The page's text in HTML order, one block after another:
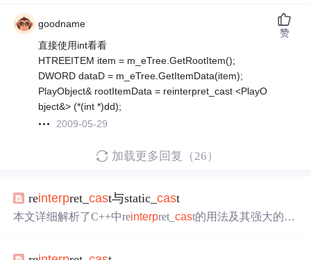
goodname
直接使用int看看
HTREEITEM item = m_eTree.GetRootItem();
DWORD dataD = m_eTree.GetItemData(item);
PlayObject& rootItemData = reinterpret_cast <PlayO
bject&> (*(int *)dd);
2009-05-29
赞
加载更多回复（26）
reinterpret_cast与static_cast
本文详细解析了C++中reinterpret_cast的用法及其强大的转